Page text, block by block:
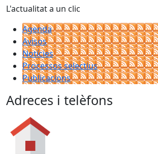
L'actualitat a un clic
Agenda
Avisos
Notícies
Processos selectius
Publicacions
Adreces i telèfons